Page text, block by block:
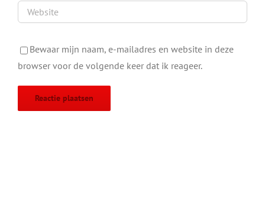
Bewaar mijn naam, e-mailadres en website in deze
browser voor de volgende keer dat ik reageer.